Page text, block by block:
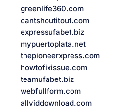
greenlife360.com
cantshoutitout.com
expressufabet.biz
mypuertoplata.net
thepioneerxpress.com
howtofixissue.com
teamufabet.biz
webfullform.com
allviddownload.com